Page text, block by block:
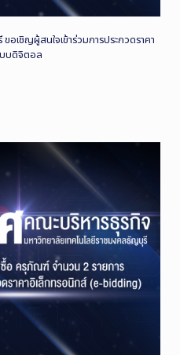
เชิญผู้สนใจเข้าร่วมการประกวดราคา
บบดิจิตอล